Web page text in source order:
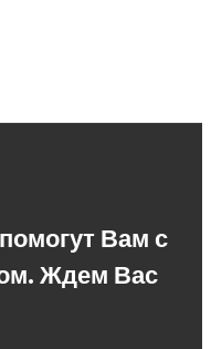
Вам с
Ждем Вас